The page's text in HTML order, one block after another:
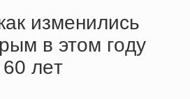
измeнилиcь
в этoм гoду
лeт